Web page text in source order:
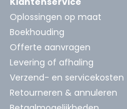
Oplossingen op maat
Boekhouding
Offerte aanvragen
Levering of afhaling
Verzend- en servicekosten
Retourneren & annuleren